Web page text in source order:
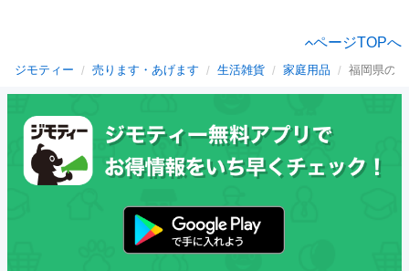
ページTOPへ
ジモティー 売ります・あげます 生活雑貨 家庭用品 福岡県の